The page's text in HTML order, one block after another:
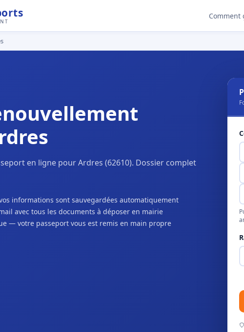
Comment
en ligne pour Ardres (62610). Dossier complet
informations sont sauvegardées automatiquement
avec tous les documents à déposer en mairie
— votre passeport vous est remis en main propre